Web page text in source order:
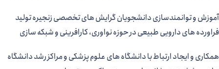
آموزش و توانمندسازی دانشجویان گرایش های تخصصی زنجیره تولید
فراورده های دارویی طبیعی در حوزه نواوری، کارافرینی و شبکه سازی
همکاری و ایجاد ارتباط با دانشگاه های علوم پزشکی و مراکز رشد دانشگاه